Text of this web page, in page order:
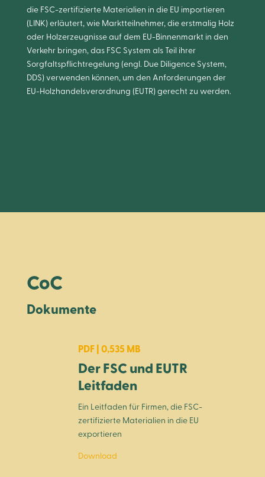
die FSC-zertifizierte Materialien in die EU importieren
(LINK) erläutert, wie Marktteilnehmer, die erstmalig Holz
oder Holzerzeugnisse auf dem EU-Binnenmarkt in den
Verkehr bringen, das FSC System als Teil ihrer
Sorgfaltspflichtregelung (engl. Due Diligence System,
DDS) verwenden können, um den Anforderungen der
EU-Holzhandelsverordnung (EUTR) gerecht zu werden.
CoC
Dokumente
PDF | 0,535 MB
Der FSC und EUTR
Leitfaden
Ein Leitfaden für Firmen, die FSC-
zertifizierte Materialien in die EU
exportieren
Download